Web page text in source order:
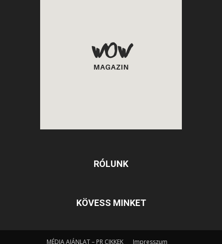
RÓLUNK
KÖVESS MINKET
MÉDIA AJÁNLAT – PR CIKKEK Impresszum